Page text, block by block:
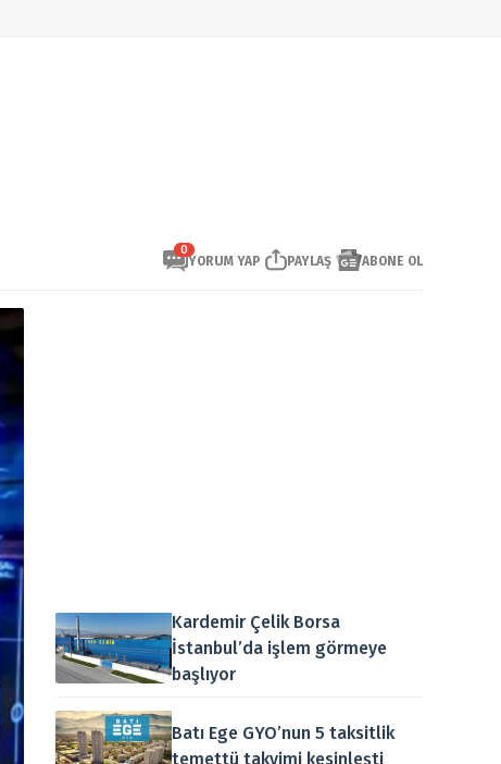
0
YORUM YAP PAYLAŞ ABONE OL
Kardemir Çelik Borsa
İstanbul’da işlem görmeye
başlıyor
Batı Ege GYO’nun 5 taksitlik
temettü takvimi kesinleşti